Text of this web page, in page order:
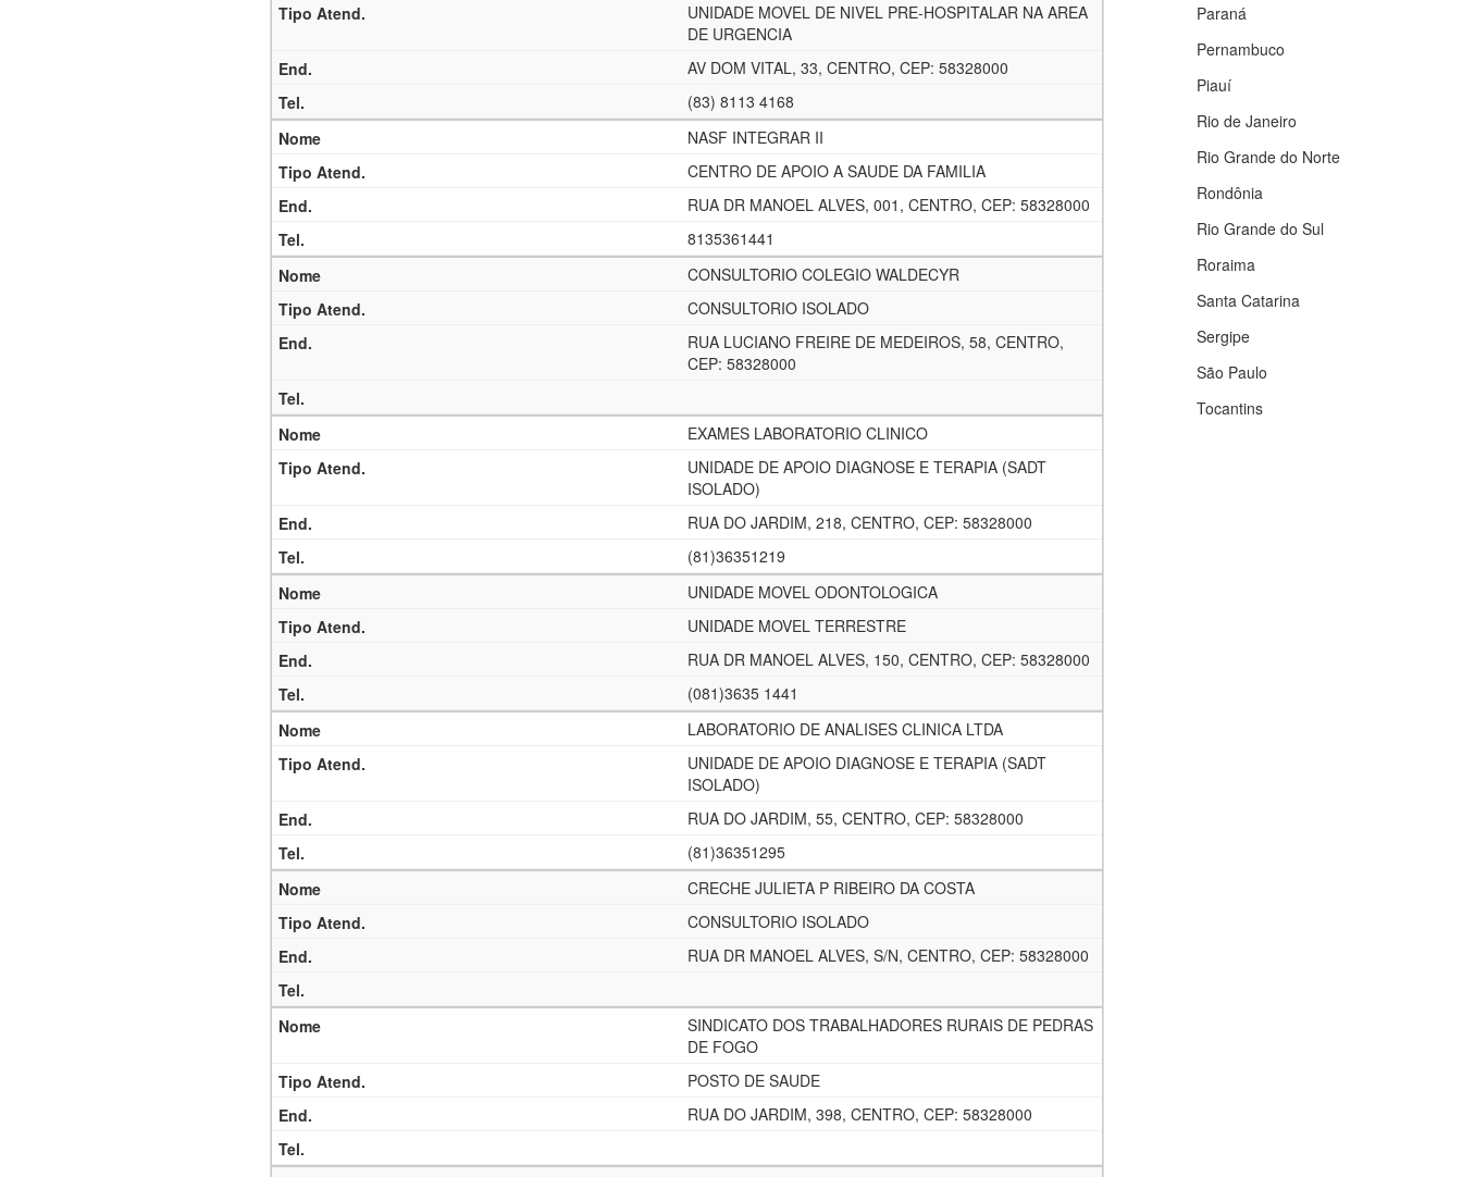
UNIDADE MOVEL DE NIVEL PRE-HOSPITALAR NA AREA
DE URGENCIA
AV DOM VITAL, 33, CENTRO, CEP: 58328000
(83) 8113 4168
NASF INTEGRAR II
CENTRO DE APOIO A SAUDE DA FAMILIA
RUA DR MANOEL ALVES, 001, CENTRO, CEP: 58328000
8135361441
CONSULTORIO COLEGIO WALDECYR
CONSULTORIO ISOLADO
RUA LUCIANO FREIRE DE MEDEIROS, 58, CENTRO,
CEP: 58328000
EXAMES LABORATORIO CLINICO
UNIDADE DE APOIO DIAGNOSE E TERAPIA (SADT
ISOLADO)
RUA DO JARDIM, 218, CENTRO, CEP: 58328000
(81)36351219
UNIDADE MOVEL ODONTOLOGICA
UNIDADE MOVEL TERRESTRE
RUA DR MANOEL ALVES, 150, CENTRO, CEP: 58328000
(081)3635 1441
LABORATORIO DE ANALISES CLINICA LTDA
UNIDADE DE APOIO DIAGNOSE E TERAPIA (SADT
ISOLADO)
RUA DO JARDIM, 55, CENTRO, CEP: 58328000
(81)36351295
CRECHE JULIETA P RIBEIRO DA COSTA
CONSULTORIO ISOLADO
RUA DR MANOEL ALVES, S/N, CENTRO, CEP: 58328000
SINDICATO DOS TRABALHADORES RURAIS DE PEDRAS
DE FOGO
POSTO DE SAUDE
RUA DO JARDIM, 398, CENTRO, CEP: 58328000
Paraná
Pernambuco
Piauí
Rio de Janeiro
Rio Grande do Norte
Rondônia
Rio Grande do Sul
Roraima
Santa Catarina
Sergipe
São Paulo
Tocantins